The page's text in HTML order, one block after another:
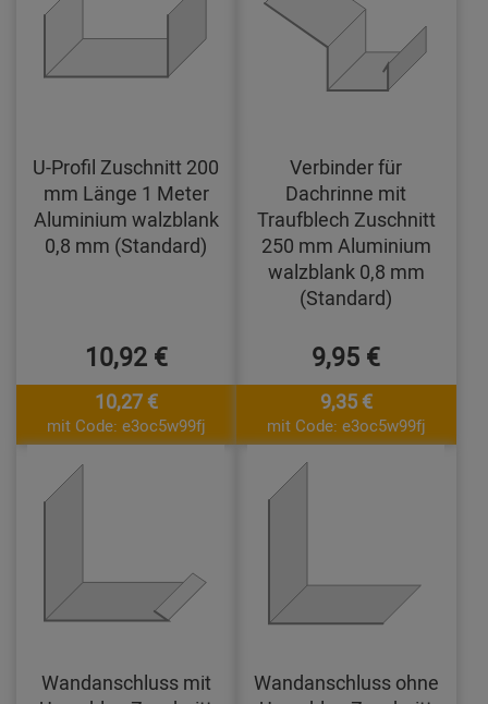
U-Profil Zuschnitt 200
mm Länge 1 Meter
Aluminium walzblank
0,8 mm (Standard)
10,92 €
10,27 €
mit Code: e3oc5w99fj
Verbinder für
Dachrinne mit
Traufblech Zuschnitt
250 mm Aluminium
walzblank 0,8 mm
(Standard)
9,95 €
9,35 €
mit Code: e3oc5w99fj
Wandanschluss mit
Wandanschluss ohne